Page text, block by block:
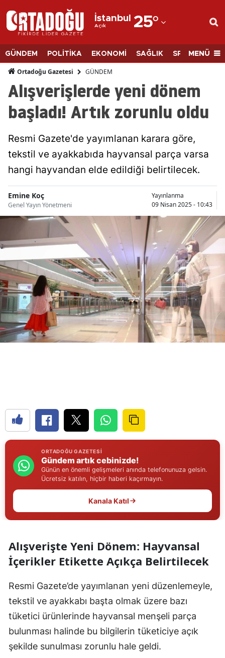
İstanbul
Açık 25°
Adana
Adıyaman
Afyonkarahisar
Ağrı
Amasya
Ankara
Antalya
Artvin
Balıkesir
Bilecik
Bingöl
Bitlis
Bolu
Burdur
Bursa
Denizli
Diyarbakır
Edirne
Elazığ
Erzincan
Eskişehir
Gaziantep
Giresun
Gümüşhane
Hakkari
Hatay
GÜNDEM POLİTİKA EKONOMİ SAĞLIK SPORMENÜ
Ortadoğu Gazetesi GÜNDEM
Alışverişlerde yeni dönem
başladı! Artık zorunlu oldu
Resmi Gazete'de yayımlanan karara göre,
tekstil ve ayakkabıda hayvansal parça varsa
hangi hayvandan elde edildiği belirtilecek.
Emine Koç
Genel Yayın Yönetmeni
Yayınlanma
09 Nisan 2025 - 10:43
ORTADOĞU GAZETESI
Gündem artık cebinizde!
Günün en önemli gelişmeleri anında telefonunuza gelsin.
Ücretsiz katılın, hiçbir haberi kaçırmayın.
Kanala Katıl
Alışverişte Yeni Dönem: Hayvansal
İçerikler Etikette Açıkça Belirtilecek
Resmi Gazete’de yayımlanan yeni düzenlemeyle,
tekstil ve ayakkabı başta olmak üzere bazı
tüketici ürünlerinde hayvansal menşeli parça
bulunması halinde bu bilgilerin tüketiciye açık
şekilde sunulması zorunlu hale geldi.